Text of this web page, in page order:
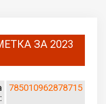
ЗА 2023
785010962878715